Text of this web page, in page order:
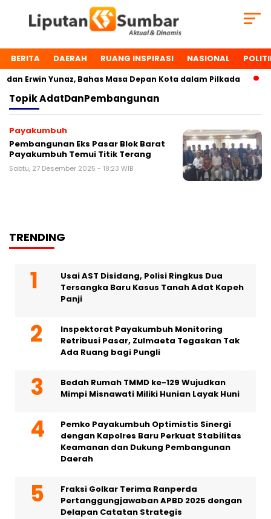
BERITA DAERAH RUANG INSPIRASI NASIONAL
Erwin Yunaz, Bahas Masa Depan Kota dalam Pilkada
TopikAdatDanPembangunan
Payakumbuh
Pembangunan Eks Pasar Blok Barat
Payakumbuh Temui Titik Terang
Sabtu, 27 Desember 2025 - 18:23 WIB
TRENDING
Usai AST Disidang, Polisi Ringkus Dua
Tersangka Baru Kasus Tanah Adat Kapeh
Panji
Inspektorat Payakumbuh Monitoring
Retribusi Pasar, Zulmaeta Tegaskan Tak
Ada Ruang bagi Pungli
Bedah Rumah TMMD ke-129 Wujudkan
Mimpi Misnawati Miliki Hunian Layak Huni
Pemko Payakumbuh Optimistis Sinergi
dengan Kapolres Baru Perkuat Stabilitas
Keamanan dan Dukung Pembangunan
Daerah
Fraksi Golkar Terima Ranperda
Pertanggungjawaban APBD 2025 dengan
Delapan Catatan Strategis